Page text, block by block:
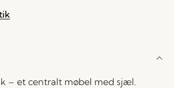
– et centralt møbel med sjæl.